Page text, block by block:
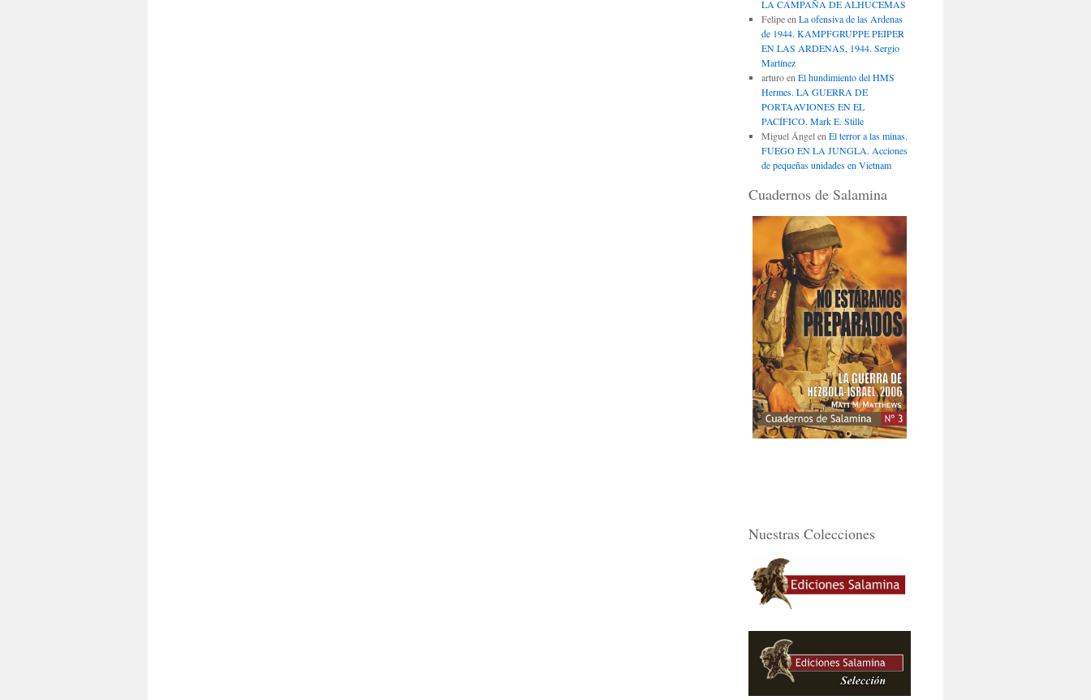
LA CAMPAÑA DE ALHUCEMAS
Felipeen La ofensiva de las Ardenas
de 1944. KAMPFGRUPPE PEIPER
EN LAS ARDENAS, 1944. Sergio
Martínez
arturoen El hundimiento del HMS
Hermes. LA GUERRA DE
PORTAAVIONES EN EL
PACÍFICO. Mark E. Stille
Miguel Ángelen El terror a las minas.
FUEGO EN LA JUNGLA. Acciones
de pequeñas unidades en Vietnam
Cuadernos de Salamina
Nuestras Colecciones